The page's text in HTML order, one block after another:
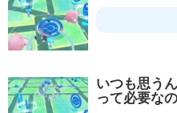
いつも思う
って必要な